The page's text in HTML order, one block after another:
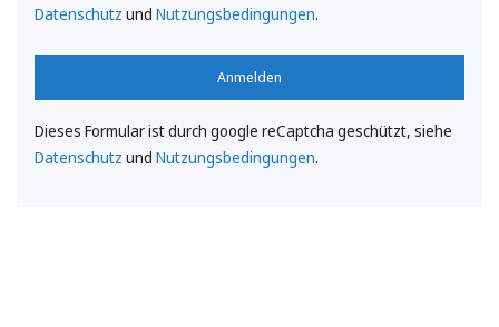
Datenschutz und Nutzungsbedingungen.
Anmelden
Dieses Formular ist durch google reCaptcha geschützt, siehe
Datenschutz und Nutzungsbedingungen.